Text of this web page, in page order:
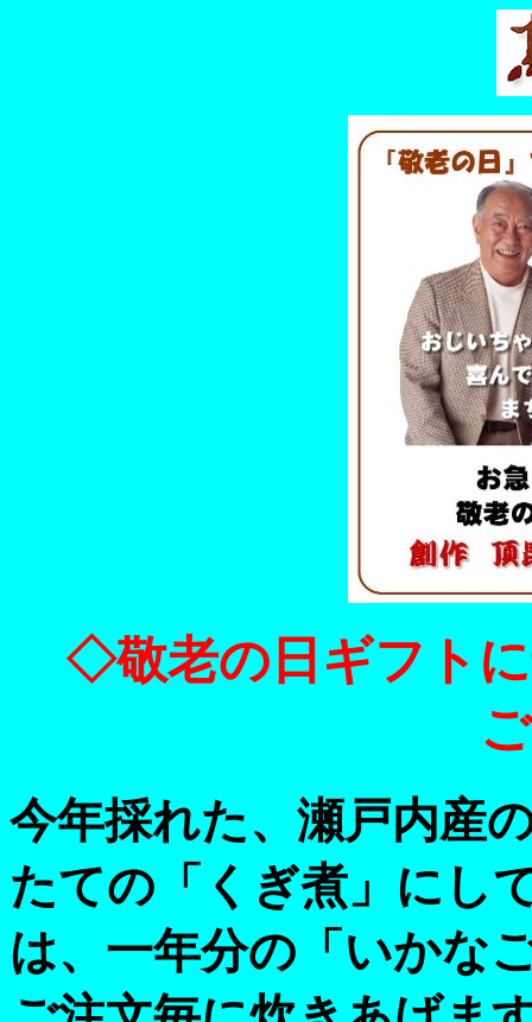
◇敬老の日ギフト
今年採れた、瀬戸内産
たての「くぎ煮」にし
は、一年分の「いかな